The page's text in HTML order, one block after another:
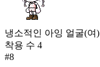
냉소적인 아잉 얼굴(여)
착용 수 4
#8